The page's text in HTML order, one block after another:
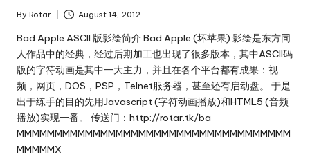
Posted
by
By Rotar August 14, 2012
Bad Apple ASCII 版影绘简介 Bad Apple (坏苹果) 影绘是东方同
人作品中的经典，经过后期加工也出现了很多版本，其中ASCII码
版的字符动画是其中一大主力，并且在各个平台都有成果：视
频，网页，DOS，PSP，Telnet服务器，甚至还有启动盘。 于是
出于练手的目的先用Javascript (字符动画播放)和HTML5 (音频
播放)实现一番。 传送门：http://rotar.tk/ba
MMMMMMMMMMMMMMMMMMMMMMMMMMMMMMMMMMMM
MMMMMX